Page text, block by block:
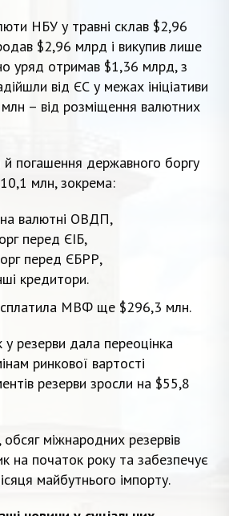
НБУ у травні склав $2,96
$2,96 млрд і викупив лише
уряд отримав $1,36 млрд, з
від ЄС у межах ініціативи
– від розміщення валютних
й погашення державного боргу
млн, зокрема:
валютні ОВДП,
перед ЄІБ,
перед ЄБРР,
кредитори.
сплатила МВФ ще $296,3 млн.
резерви дала переоцінка
ринкової вартості
резерви зросли на $55,8
міжнародних резервів
на початок року та забезпечує
майбутнього імпорту.